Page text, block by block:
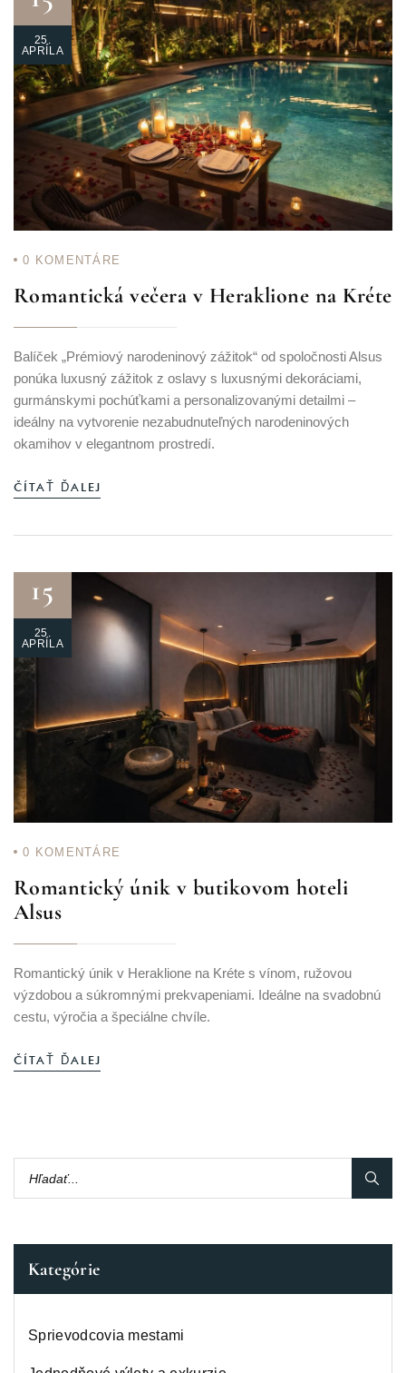
25.
APRÍLA
0 KOMENTÁRE
Romantická večera v Heraklione na Kréte
Balíček „Prémiový narodeninový zážitok“ od spoločnosti Alsus
ponúka luxusný zážitok z oslavy s luxusnými dekoráciami,
gurmánskymi pochúťkami a personalizovanými detailmi –
ideálny na vytvorenie nezabudnuteľných narodeninových
okamihov v elegantnom prostredí.
ČÍTAŤ ĎALEJ
15
25.
APRÍLA
0 KOMENTÁRE
Romantický únik v butikovom hoteli
Alsus
Romantický únik v Heraklione na Kréte s vínom, ružovou
výzdobou a súkromnými prekvapeniami. Ideálne na svadobnú
cestu, výročia a špeciálne chvíle.
ČÍTAŤ ĎALEJ
Kategórie
Sprievodcovia mestami